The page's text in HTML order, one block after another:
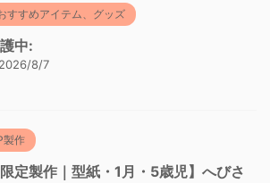
すすめアイテム、グッズ
中:
2026/8/7
製作
限定製作｜型紙・1月・5歳児】へびさ